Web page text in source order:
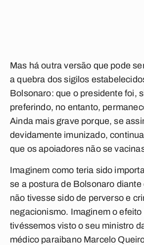
Mas há outra versão que pode
a quebra dos sigilos
Bolsonaro: que o presidente foi,
preferindo, no entanto,
Ainda mais grave porque, se
devidamente imunizado,
que os apoiadores não se
Imaginem como teria sido
se a postura de Bolsonaro
não tivesse sido de perverso e
negacionismo. Imaginem o
tivéssemos visto o seu ministro
médico paraibano Marcelo